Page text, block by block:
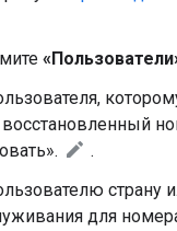
восстановленный
.
страну
для